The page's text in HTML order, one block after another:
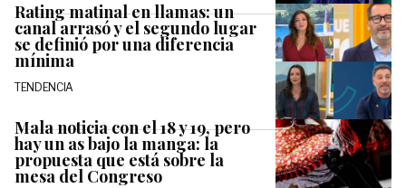
Rating matinal en llamas: un
canal arrasó y el segundo lugar
se definió por una diferencia
mínima
TENDENCIA
Mala noticia con el 18 y 19, pero
hay un as bajo la manga: la
propuesta que está sobre la
mesa del Congreso